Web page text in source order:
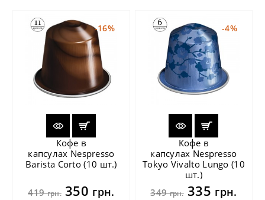
-16%
Кофе в
капсулах Nespresso
Barista Corto (10 шт.)
419грн.350 грн.
-4%
Кофе в
капсулах Nespresso
Tokyo Vivalto Lungo (10
шт.)
349грн.335 грн.